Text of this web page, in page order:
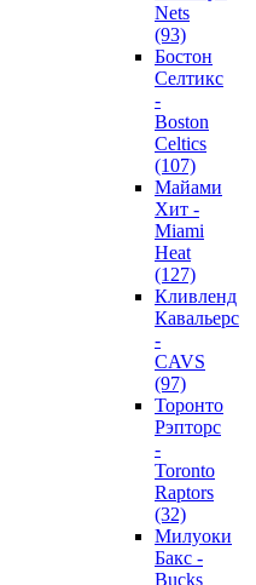
Nets
(93)
Бостон
Селтикс
-
Boston
Celtics
(107)
Майами
Хит -
Miami
Heat
(127)
Кливленд
Кавальерс
-
CAVS
(97)
Торонто
Рэпторс
-
Toronto
Raptors
(32)
Милуоки
Бакс -
Bucks